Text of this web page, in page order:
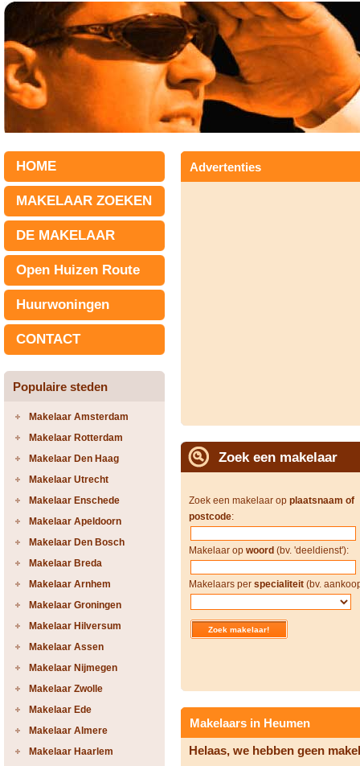
HOME
MAKELAAR ZOEKEN
DE MAKELAAR
Open Huizen Route
Huurwoningen
CONTACT
Populaire steden
Makelaar Amsterdam
Makelaar Rotterdam
Makelaar Den Haag
Makelaar Utrecht
Makelaar Enschede
Makelaar Apeldoorn
Makelaar Den Bosch
Makelaar Breda
Makelaar Arnhem
Makelaar Groningen
Makelaar Hilversum
Makelaar Assen
Makelaar Nijmegen
Makelaar Zwolle
Makelaar Ede
Makelaar Almere
Makelaar Haarlem
Advertenties
Zoek een makelaar
Zoek een makelaar op plaatsnaam of
postcode:
Makelaar op woord (bv. 'deeldienst'):
Makelaars per specialiteit (bv.
Makelaars in Heumen
Helaas, we hebben geen